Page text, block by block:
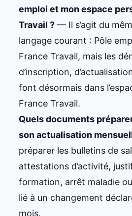
emploi et mon espace
Travail ? — Il s’agit du
langage courant : Pôle
France Travail, mais les
d’inscription,
font désormais dans
France Travail.
Quels documents
son actualisation
préparer les bulletins de
attestations d’activité,
formation, arrêt maladie
lié à un changement
mois.